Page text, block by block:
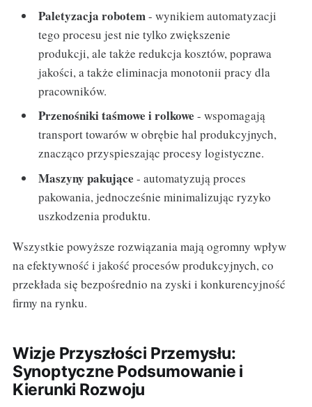
Paletyzacja robotem- wynikiem automatyzacji
tego procesu jest nie tylko zwiększenie
produkcji, ale także redukcja kosztów, poprawa
jakości, a także eliminacja monotonii pracy dla
pracowników.
Przenośniki taśmowe i rolkowe - wspomagają
transport towarów w obrębie hal produkcyjnych,
znacząco przyspieszając procesy logistyczne.
Maszyny pakujące - automatyzują proces
pakowania, jednocześnie minimalizując ryzyko
uszkodzenia produktu.
Wszystkie powyższe rozwiązania mają ogromny wpływ
na efektywność i jakość procesów produkcyjnych, co
przekłada się bezpośrednio na zyski i konkurencyjność
firmy na rynku.
Wizje Przyszłości Przemysłu:
Synoptyczne Podsumowanie i
Kierunki Rozwoju